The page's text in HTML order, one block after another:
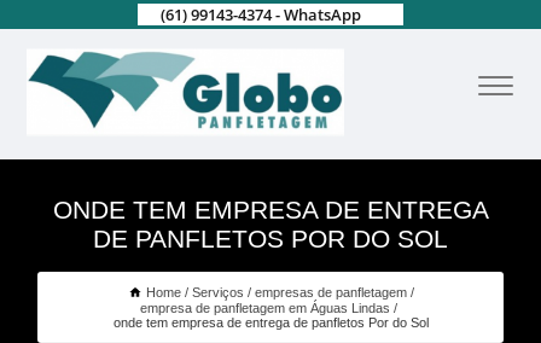
(61) 99143-4374 - WhatsApp
ONDE TEM EMPRESA DE ENTREGA
DE PANFLETOS POR DO SOL
Home Serviços
empresas de panfletagem
empresa de panfletagem em Águas Lindas
onde tem empresa de entrega de panfletos Por do Sol